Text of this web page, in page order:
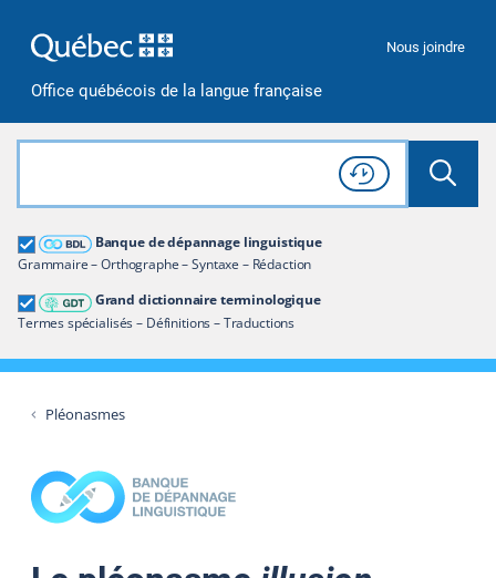
Office québécois de la langue française
Nous joindre
Rechercher dans tout le site
Lancer
Consulter l'
Historique
de recherche
Banque de dépannage linguistique
Grammaire – Orthographe – Syntaxe – Rédaction
Grand dictionnaire terminologique
Termes spécialisés – Définitions – Traductions
Grand dictionnaire terminologique
Restreindre aux termes
Pléonasmes